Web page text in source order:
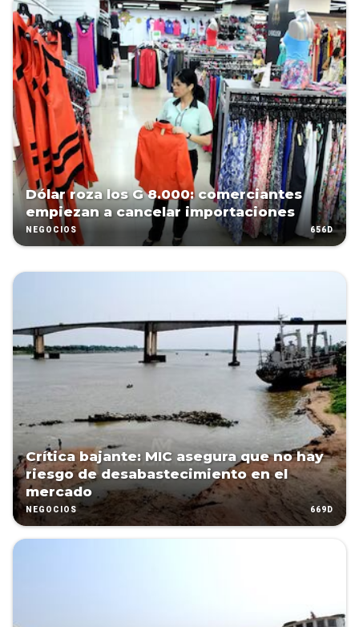
Dólar roza los G 8.000: comerciantes
empiezan a cancelar importaciones
NEGOCIOS 656D
Crítica bajante: MIC asegura que no hay
riesgo de desabastecimiento en el
mercado
NEGOCIOS 669D